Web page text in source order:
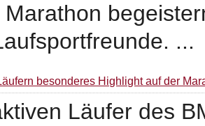
...
besonderes Highlight auf der
Läufer des